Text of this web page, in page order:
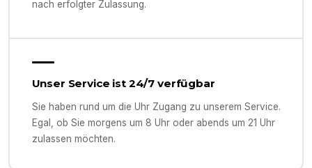
nach erfolgter Zulassung.
Unser Service ist 24/7 verfügbar
Sie haben rund um die Uhr Zugang zu unserem Service.
Egal, ob Sie morgens um 8 Uhr oder abends um 21 Uhr
zulassen möchten.